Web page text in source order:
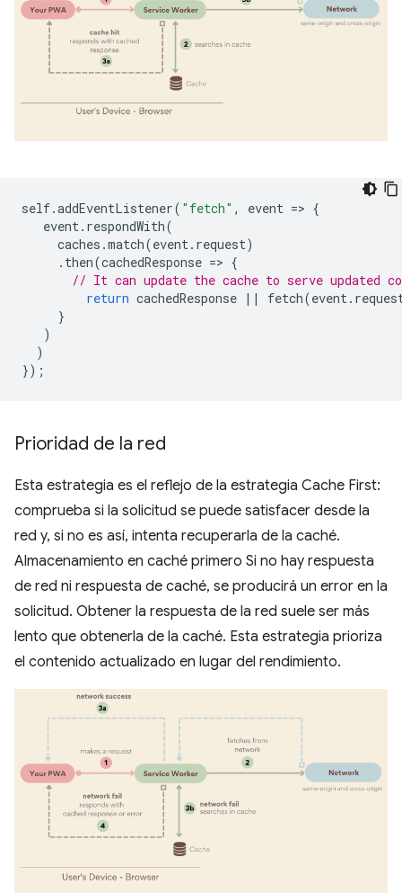
self.addEventListener( "fetch" , event => {
event. respondWith(
caches .match(event. request)
. then(cachedResponse => {
// It can update the cache to serve updated
return cachedResponse || fetch(event.
}
)
)
});
Prioridad de la red
Esta estrategia es el reflejo de la estrategia Cache First:
comprueba si la solicitud se puede satisfacer desde la
red y, si no es así, intenta recuperarla de la caché.
Almacenamiento en caché primero Si no hay respuesta
de red ni respuesta de caché, se producirá un error en la
solicitud. Obtener la respuesta de la red suele ser más
lento que obtenerla de la caché. Esta estrategia prioriza
el contenido actualizado en lugar del rendimiento.